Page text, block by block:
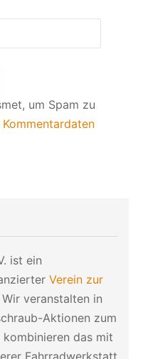
um Spam zu
ist ein
Verein zur
Wir veranstalten in
Aktionen zum
das mit